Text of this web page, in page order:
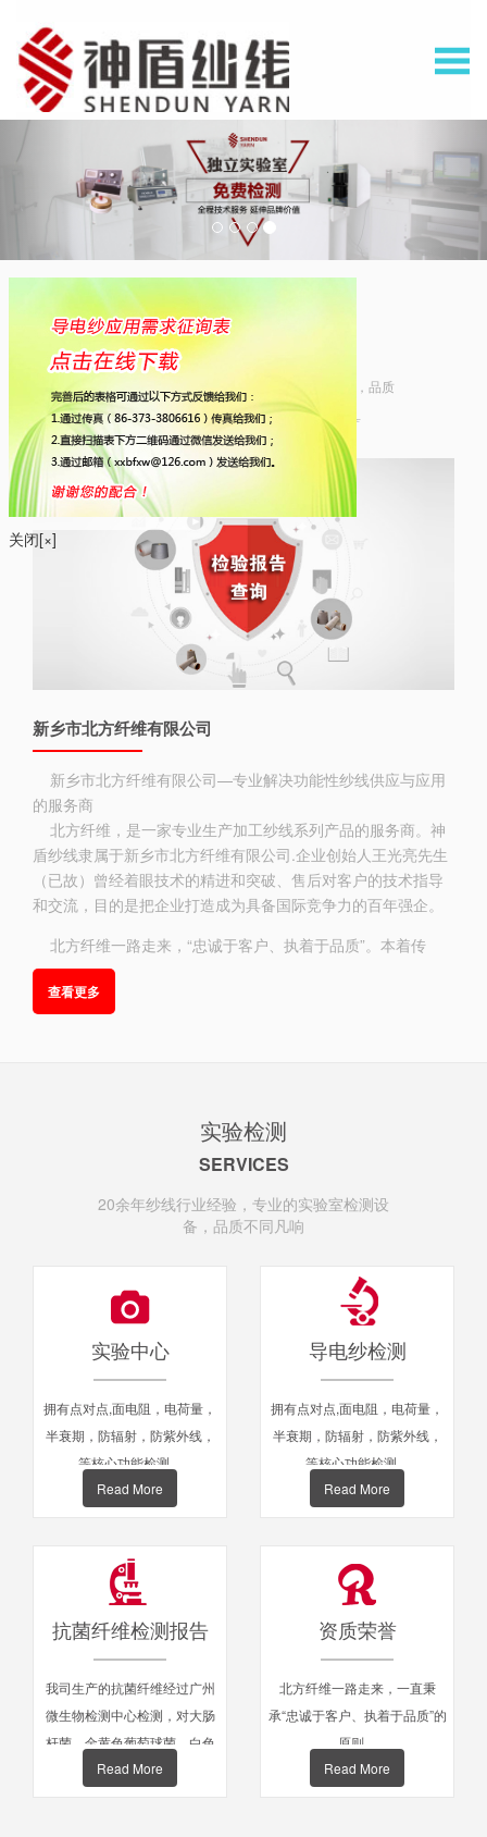
关于北方纤维
ABOUT US
20余年纱线行业经验，专业的实验室检测设备，品质
不同凡响
专业解决功能性纱线供应与应用的服务商
新乡市北方纤维有限公司
新乡市北方纤维有限公司—专业解决功能性纱线供应与应用
的服务商
北方纤维，是一家专业生产加工纱线系列产品的服务商。神
盾纱线隶属于新乡市北方纤维有限公司.企业创始人王光亮先生
（已故）曾经着眼技术的精进和突破、售后对客户的技术指导
和交流，目的是把企业打造成为具备国际竞争力的百年强企。
北方纤维一路走来，“忠诚于客户、执着于品质”。本着传
承、精进、突破、共赢的核心精神和理念，经过两代人的共同
努力，创建了具有代表性的特种纱线品牌“神盾”（神盾导电纱和
神盾抗菌 纱）。
查看更多
实验检测
SERVICES
20余年纱线行业经验，专业的实验室检测设
备，品质不同凡响
实验中心
拥有点对点,面电阻，电荷量，
半衰期，防辐射，防紫外线，
等核心功能检测。
Read More
导电纱检测
拥有点对点,面电阻，电荷量，
半衰期，防辐射，防紫外线，
等核心功能检测。
Read More
抗菌纤维检测报告
我司生产的抗菌纤维经过广州
微生物检测中心检测，对大肠
杆菌，金黄色葡萄球菌，白色
念珠菌等抗菌率达到99%以
Read More
资质荣誉
北方纤维一路走来，一直秉
承“忠诚于客户、执着于品质”的
原则。
Read More